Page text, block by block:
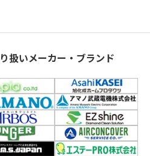
扱いメーカー・ブランド